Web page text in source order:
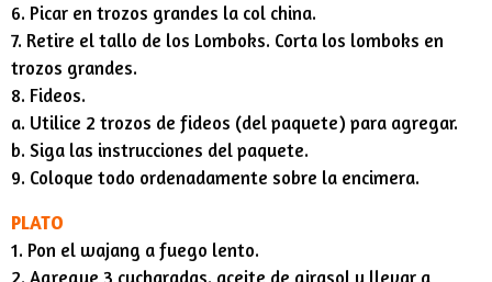
6. Picar en trozos grandes la col china.
7. Retire el tallo de los Lomboks. Corta los lomboks en
trozos grandes.
8. Fideos.
a. Utilice 2 trozos de fideos (del paquete) para agregar.
b. Siga las instrucciones del paquete.
9. Coloque todo ordenadamente sobre la encimera.
PLATO
1. Pon el wajang a fuego lento.